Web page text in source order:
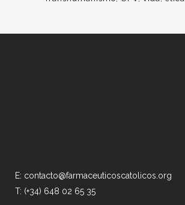
E: contacto@farmaceuticoscatolicos.org
T: (+34) 648 02 65 35